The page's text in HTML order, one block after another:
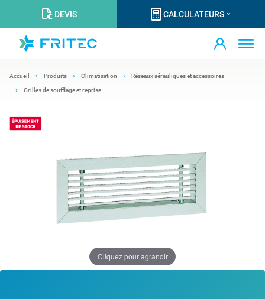
DEVIS CALCULATEURS
Accueil Produits Climatisation Réseaux aérauliques et accessoires
Grilles de soufflage et reprise
Cliquez pour agrandir